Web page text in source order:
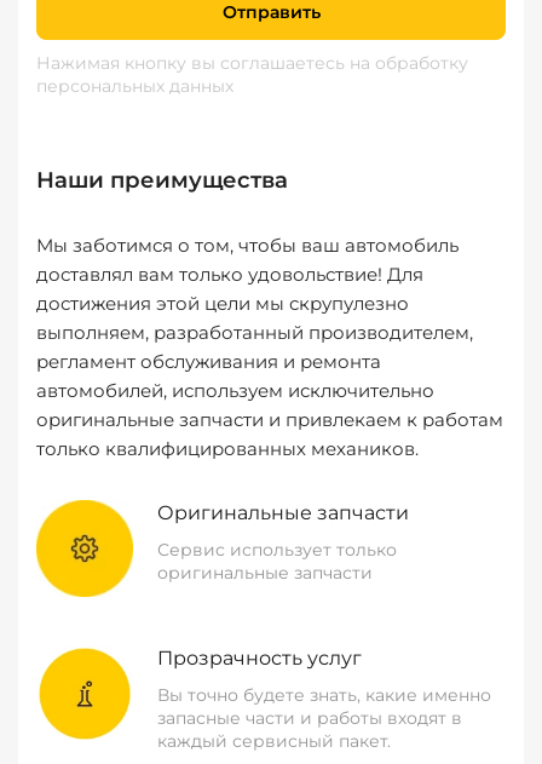
Отправить
Нажимая кнопку вы соглашаетесь на обработку
персональных данных
Наши преимущества
Мы заботимся о том, чтобы ваш автомобиль
доставлял вам только удовольствие! Для
достижения этой цели мы скрупулезно
выполняем, разработанный производителем,
регламент обслуживания и ремонта
автомобилей, используем исключительно
оригинальные запчасти и привлекаем к работам
только квалифицированных механиков.
Оригинальные запчасти
Сервис использует только
оригинальные запчасти
Прозрачность услуг
Вы точно будете знать, какие именно
запасные части и работы входят в
каждый сервисный пакет.